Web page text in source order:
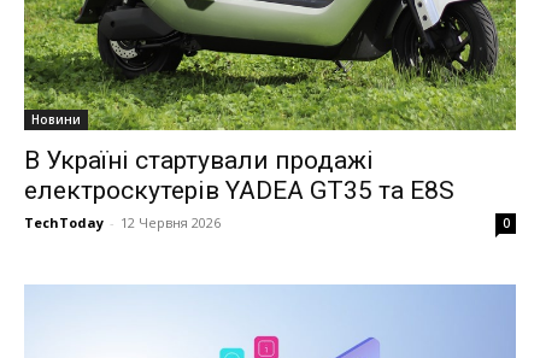
Новини
В Україні стартували продажі
електроскутерів YADEA GT35 та E8S
TechToday - 12 Червня 2026 0